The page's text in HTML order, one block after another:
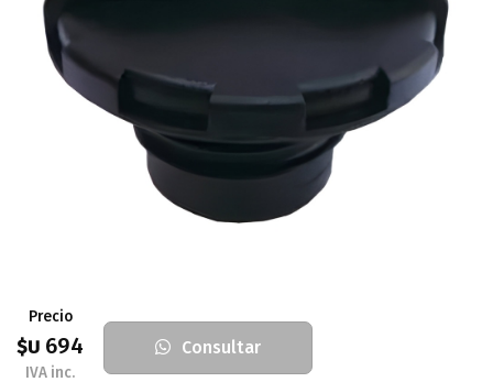
Precio
$U 694
IVA inc.
Consultar